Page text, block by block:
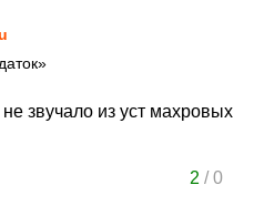
звучало из уст махровых
2 /0